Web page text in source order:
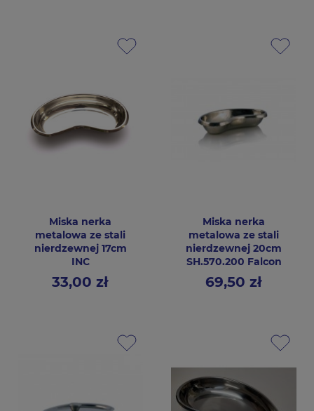
Miska nerka
metalowa ze stali
nierdzewnej 17cm
INC
Cena33,00 zł
Miska nerka
metalowa ze stali
nierdzewnej 20cm
SH.570.200 Falcon
Cena69,50 zł